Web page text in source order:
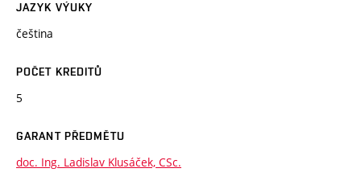
JAZYK VÝUKY
čeština
POČET KREDITŮ
5
GARANT PŘEDMĚTU
doc. Ing. Ladislav Klusáček, CSc.